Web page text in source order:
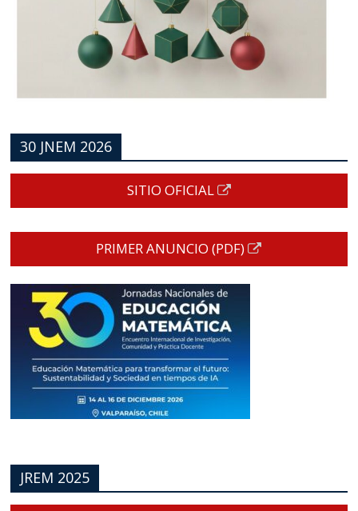
30 JNEM 2026
SITIO OFICIAL
PRIMER ANUNCIO (PDF)
JREM 2025